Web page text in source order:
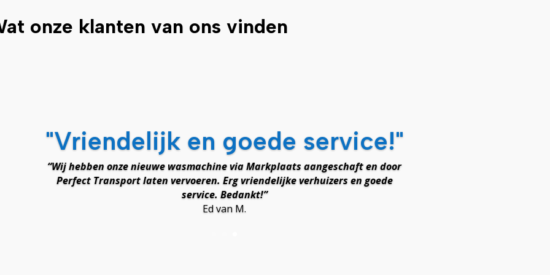
onze klanten van ons vinden
"Vriendelijk en goede service!"
“Wij hebben onze nieuwe wasmachine via Markplaats aangeschaft en door
Perfect Transport laten vervoeren. Erg vriendelijke verhuizers en goede
service. Bedankt!”
Ed van M.